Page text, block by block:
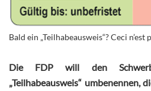
Bald ein „Teilhabeausweis“? Ceci n’est
Die FDP will den
„Teilhabeausweis“ umbenennen,